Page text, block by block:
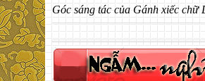
Góc sáng tác của Gánh xiếc chữ